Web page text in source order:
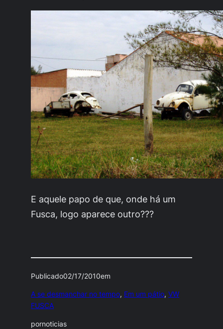
E aquele papo de que, onde há um
Fusca, logo aparece outro???
Publicado02/17/2010em
A se desmanchar no tempo, Em um pátio, VW
FUSCA
pornoticias